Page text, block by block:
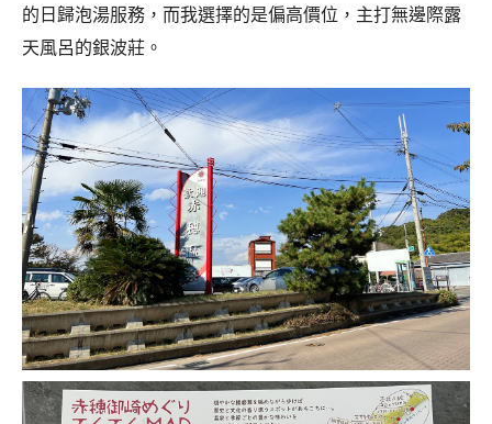
的日歸泡湯服務，而我選擇的是偏高價位，主打無邊際露
天風呂的銀波莊。